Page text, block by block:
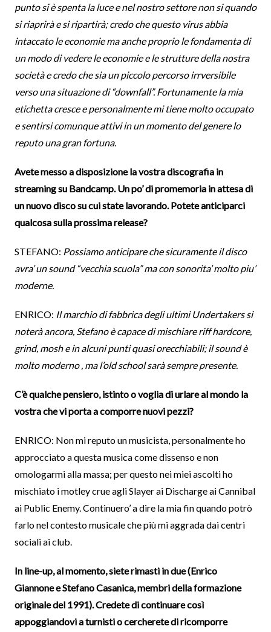
punto si è spenta la luce e nel nostro settore non si quando
si riaprirà e si ripartirà; credo che questo virus abbia
intaccato le economie ma anche proprio le fondamenta di
un modo di vedere le economie e le strutture della nostra
società e credo che sia un piccolo percorso irrversibile
verso una situazione di “downfall”. Fortunamente la mia
etichetta cresce e personalmente mi tiene molto occupato
e sentirsi comunque attivi in un momento del genere lo
reputo una gran fortuna.
Avete messo a disposizione la vostra discografia in
streaming su Bandcamp. Un po’ di promemoria in attesa di
un nuovo disco su cui state lavorando. Potete anticiparci
qualcosa sulla prossima release?
STEFANO: Possiamo anticipare che sicuramente il disco
avra’ un sound “vecchia scuola” ma con sonorita’ molto piu’
moderne.
ENRICO: Il marchio di fabbrica degli ultimi Undertakers si
noterà ancora, Stefano è capace di mischiare riff hardcore,
grind, mosh e in alcuni punti quasi orecchiabili; il sound è
molto moderno , ma l’old school sarà sempre presente.
C’è qualche pensiero, istinto o voglia di urlare al mondo la
vostra che vi porta a comporre nuovi pezzi?
ENRICO: Non mi reputo un musicista, personalmente ho
approcciato a questa musica come dissenso e non
omologarmi alla massa; per questo nei miei ascolti ho
mischiato i motley crue agli Slayer ai Discharge ai Cannibal
ai Public Enemy. Continuero’ a dire la mia fin quando potrò
farlo nel contesto musicale che più mi aggrada dai centri
sociali ai club.
In line-up, al momento, siete rimasti in due (Enrico
Giannone e Stefano Casanica, membri della formazione
originale del 1991). Credete di continuare così
appoggiandovi a turnisti o cercherete di ricomporre